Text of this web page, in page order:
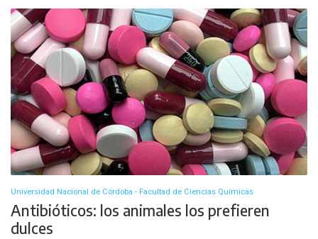
Universidad Nacional de Córdoba - Facultad de Ciencias Químicas
Antibióticos: los animales los prefieren
dulces